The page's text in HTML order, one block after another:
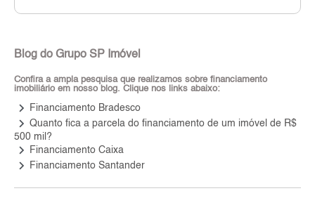
Blog do Grupo SP Imóvel
Confira a ampla pesquisa que realizamos sobre financiamento
imobiliário em nosso blog. Clique nos links abaixo:
keyboard_arrow_right Financiamento Bradesco
keyboard_arrow_right Quanto fica a parcela do financiamento de um imóvel de R$
500 mil?
keyboard_arrow_right Financiamento Caixa
keyboard_arrow_right Financiamento Santander